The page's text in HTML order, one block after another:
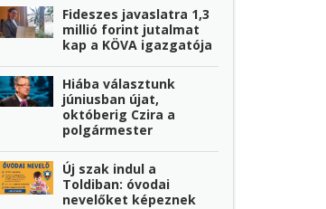
Fideszes javaslatra 1,3
millió forint jutalmat
kap a KÖVA igazgatója
Hiába választunk
júniusban újat,
októberig Czira a
polgármester
Új szak indul a
Toldiban: óvodai
nevelőket képeznek